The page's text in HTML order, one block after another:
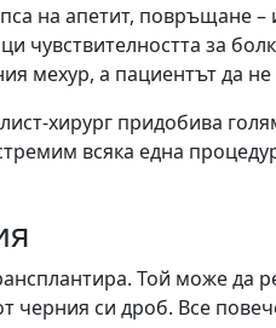
на апетит, повръщане –
чувствителността за
мехур, а пациентът да не
хирург придобива
всяка една
Той може да
черния си дроб. Все